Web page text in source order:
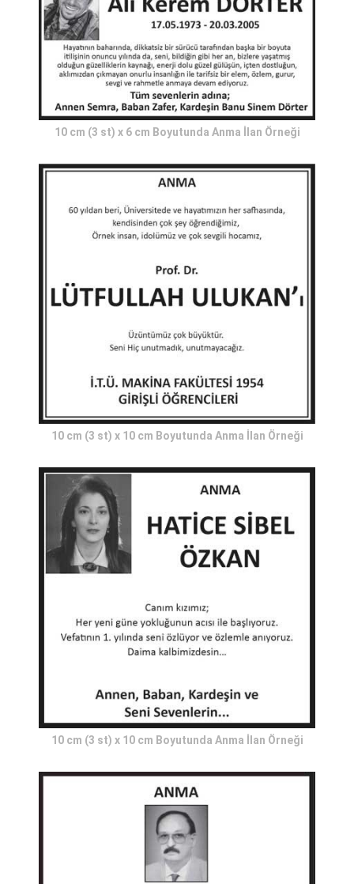
10 cm (3 st) x 6 cm Boyutunda Anma İlan Örneği
10 cm (3 st) x 10 cm Boyutunda Anma İlan Örneği
10 cm (3 st) x 10 cm Boyutunda Anma İlan Örneği